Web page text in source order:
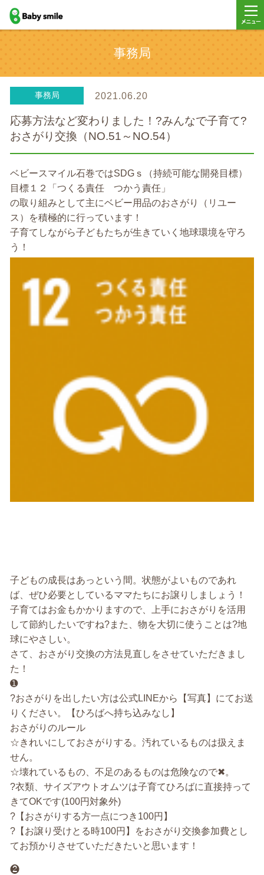
baby smile
事務局
事務局 2021.06.20
応募方法など変わりました！?みんなで子育て?
おさがり交換（NO.51～NO.54）
ベビースマイル石巻ではSDGｓ（持続可能な開発目標）
目標１２「つくる責任 つかう責任」
の取り組みとして主にベビー用品のおさがり（リユー
ス）を積極的に行っています！
子育てしながら子どもたちが生きていく地球環境を守ろ
う！
子どもの成長はあっという間。状態がよいものであれ
ば、ぜひ必要としているママたちにお譲りしましょう！
子育てはお金もかかりますので、上手におさがりを活用
して節約したいですね?また、物を大切に使うことは?地
球にやさしい。
さて、おさがり交換の方法見直しをさせていただきまし
た！
➊
?おさがりを出したい方は公式LINEから【写真】にてお送
りください。【ひろばへ持ち込みなし】
おさがりのルール
☆きれいにしておさがりする。汚れているものは扱えま
せん。
☆壊れているもの、不足のあるものは危険なので✖。
?衣類、サイズアウトオムツは子育てひろばに直接持って
きてOKです(100円対象外)
?【おさがりする方一点につき100円】
?【お譲り受けとる時100円】をおさがり交換参加費とし
てお預かりさせていただきたいと思います！
❷